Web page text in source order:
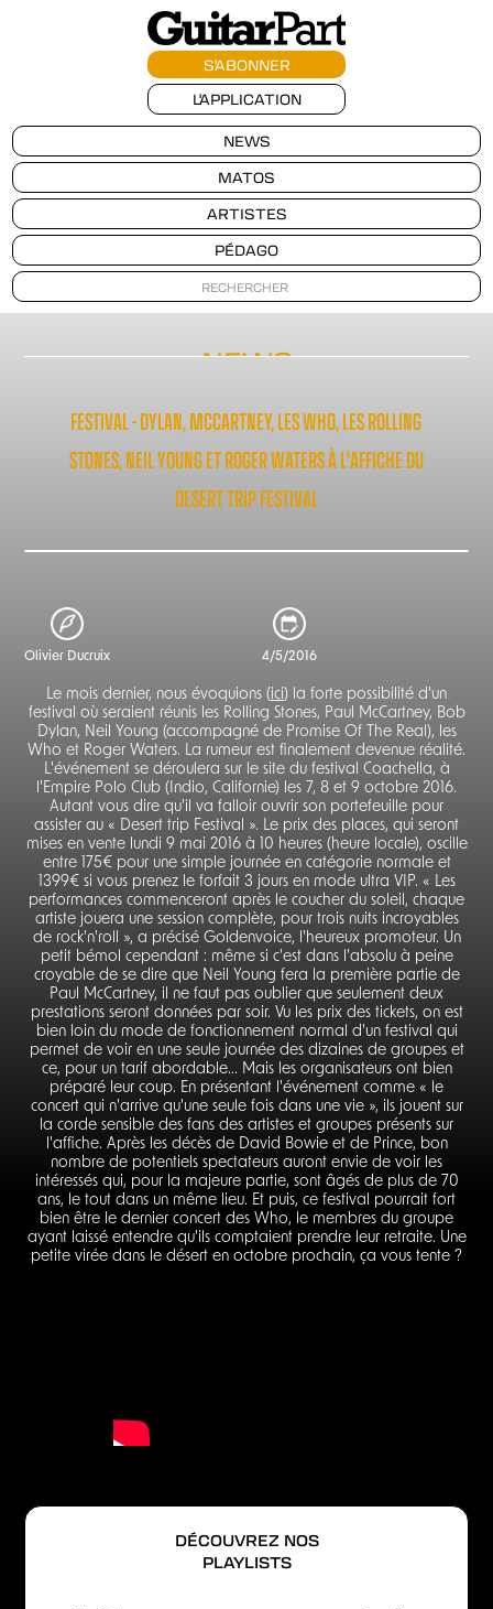
S'ABONNER
L'APPLICATION
NEWS
MATOS
ARTISTES
PÉDAGO
NEWS
FESTIVAL - DYLAN, MCCARTNEY, LES WHO, LES ROLLING
STONES, NEIL YOUNG ET ROGER WATERS À L'AFFICHE DU
DESERT TRIP FESTIVAL
Olivier Ducruix 4/5/2016
Le mois dernier, nous évoquions (ici) la forte possibilité d'un
festival où seraient réunis les Rolling Stones, Paul McCartney, Bob
Dylan, Neil Young (accompagné de Promise Of The Real), les
Who et Roger Waters. La rumeur est finalement devenue réalité.
L'événement se déroulera sur le site du festival Coachella, à
l'Empire Polo Club (Indio, Californie) les 7, 8 et 9 octobre 2016.
Autant vous dire qu'il va falloir ouvrir son portefeuille pour
assister au « Desert trip Festival ». Le prix des places, qui seront
mises en vente lundi 9 mai 2016 à 10 heures (heure locale), oscille
entre 175€ pour une simple journée en catégorie normale et
1399€ si vous prenez le forfait 3 jours en mode ultra VIP. « Les
performances commenceront après le coucher du soleil, chaque
artiste jouera une session complète, pour trois nuits incroyables
de rock'n'roll », a précisé Goldenvoice, l'heureux promoteur. Un
petit bémol cependant : même si c'est dans l'absolu à peine
croyable de se dire que Neil Young fera la première partie de
Paul McCartney, il ne faut pas oublier que seulement deux
prestations seront données par soir. Vu les prix des tickets, on est
bien loin du mode de fonctionnement normal d'un festival qui
permet de voir en une seule journée des dizaines de groupes et
ce, pour un tarif abordable... Mais les organisateurs ont bien
préparé leur coup. En présentant l'événement comme « le
concert qui n'arrive qu'une seule fois dans une vie », ils jouent sur
la corde sensible des fans des artistes et groupes présents sur
l'affiche. Après les décès de David Bowie et de Prince, bon
nombre de potentiels spectateurs auront envie de voir les
intéressés qui, pour la majeure partie, sont âgés de plus de 70
ans, le tout dans un même lieu. Et puis, ce festival pourrait fort
bien être le dernier concert des Who, le membres du groupe
ayant laissé entendre qu'ils comptaient prendre leur retraite. Une
petite virée dans le désert en octobre prochain, ça vous tente ?
DÉCOUVREZ NOS
PLAYLISTS